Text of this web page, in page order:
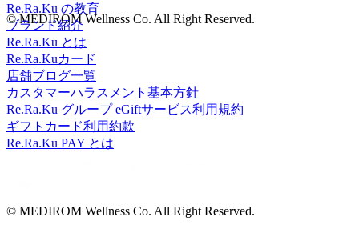
© MEDIROM Wellness Co. All Right Reserved.
Re.Ra.Ku の教育
ブランド紹介
Re.Ra.Ku とは
Re.Ra.Kuカード
店舗ブログ一覧
カスタマーハラスメント基本方針
Re.Ra.Ku グループ eGiftサービス利用規約
ギフトカード利用約款
Re.Ra.Ku PAY とは
© MEDIROM Wellness Co. All Right Reserved.